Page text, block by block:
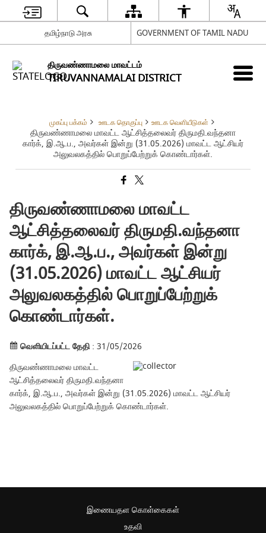
தமிழ்நாடு அரசு GOVERNMENT OF TAMIL NADU
திருவண்ணாமலை மாவட்டம்
TIRUVANNAMALAI DISTRICT
முகப்பு பக்கம் ஊடக தொகுப்பு ஊடக வெளியீடுகள்
திருவண்ணாமலை மாவட்ட ஆட்சித்தலைவர் திருமதி.வந்தனா
கார்க், இ.ஆ.ப., அவர்கள் இன்று (31.05.2026) மாவட்ட ஆட்சியர்
அலுவலகத்தில் பொறுப்பேற்றுக் கொண்டார்கள்.
திருவண்ணாமலை மாவட்ட
ஆட்சித்தலைவர் திருமதி.வந்தனா
கார்க், இ.ஆ.ப., அவர்கள் இன்று
(31.05.2026) மாவட்ட ஆட்சியர்
அலுவலகத்தில் பொறுப்பேற்றுக்
கொண்டார்கள்.
வெளியிடப்பட்ட தேதி: 31/05/2026
திருவண்ணாமலை மாவட்ட
ஆட்சித்தலைவர் திருமதி.வந்தனா
கார்க், இ.ஆ.ப., அவர்கள் இன்று (31.05.2026) மாவட்ட ஆட்சியர்
அலுவலகத்தில் பொறுப்பேற்றுக் கொண்டார்கள்.
இணையதள கொள்கைகள்
உதவி